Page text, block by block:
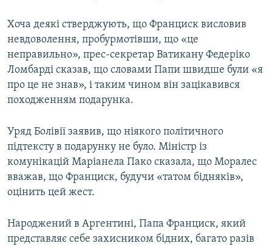
Хоча деякі стверджують, що Франциск висловив
невдоволення, пробурмотівши, що «це
неправильно», прес-секретар Ватикану Федеріко
Ломбарді сказав, що словами Папи швидше були «я
про це не знав», і таким чином він зацікавився
походженням подарунка.
Уряд Болівії заявив, що ніякого політичного
підтексту в подарунку не було. Міністр із
комунікацій Маріанела Пако сказала, що Моралес
вважав, що Франциск, будучи «татом бідняків»,
оцінить цей жест.
Народжений в Аргентині, Папа Франциск, який
представляє себе захисником бідних, багато разів